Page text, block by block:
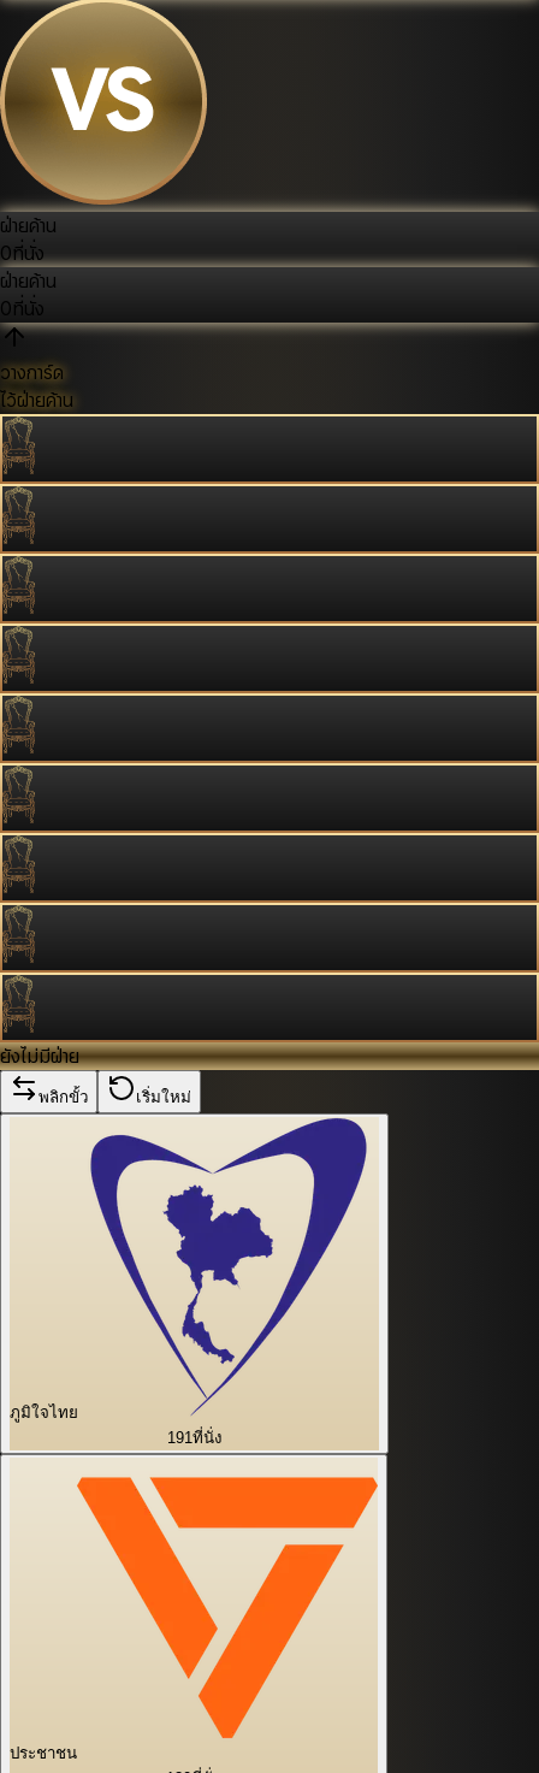
ฝ่ายค้าน
0ที่นั่ง
ฝ่ายค้าน
0ที่นั่ง
วางการ์ด
ไว้ฝ่ายค้าน
ยังไม่มีฝ่าย
พลิกขั้ว เริ่มใหม่
ภูมิใจไทย
191ที่นั่ง
ประชาชน